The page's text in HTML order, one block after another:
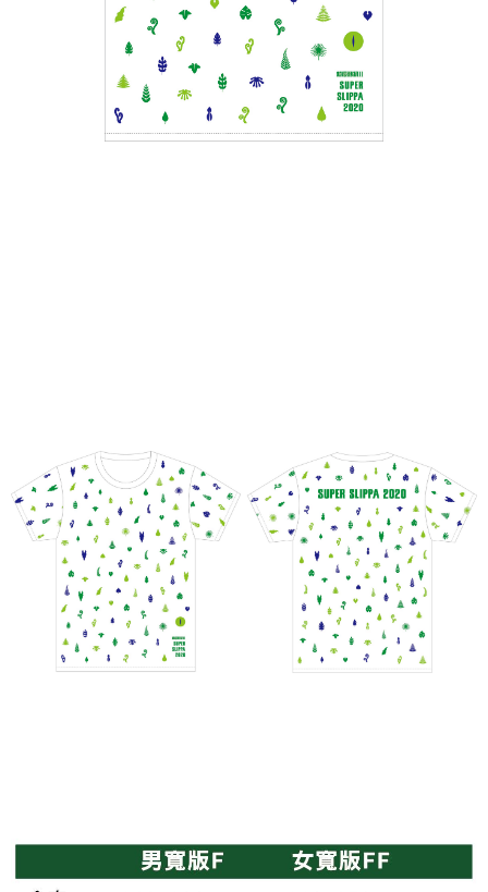
每筆NT$65，滿NT$1,000(含以上)免運費
每筆NT$65，滿NT$1,000(含以上)免運費